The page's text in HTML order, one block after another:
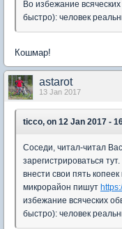
Во избежание
быстро): человек
Кошмар!
astarot
13 Jan 2017
ticco, on 12 Jan 2017 -
Соседи, читал-читал
зарегистрироваться
внести свои пять
микрорайон пишут
избежание всяческих
быстро): человек